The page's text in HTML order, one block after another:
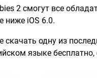
2 смогут все
ниже iOS 6.0.
одну из
языке